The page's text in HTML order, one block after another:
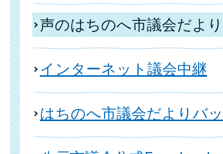
声のはちのへ市議会だより
インターネット議会中継
はちのへ市議会だよりバ